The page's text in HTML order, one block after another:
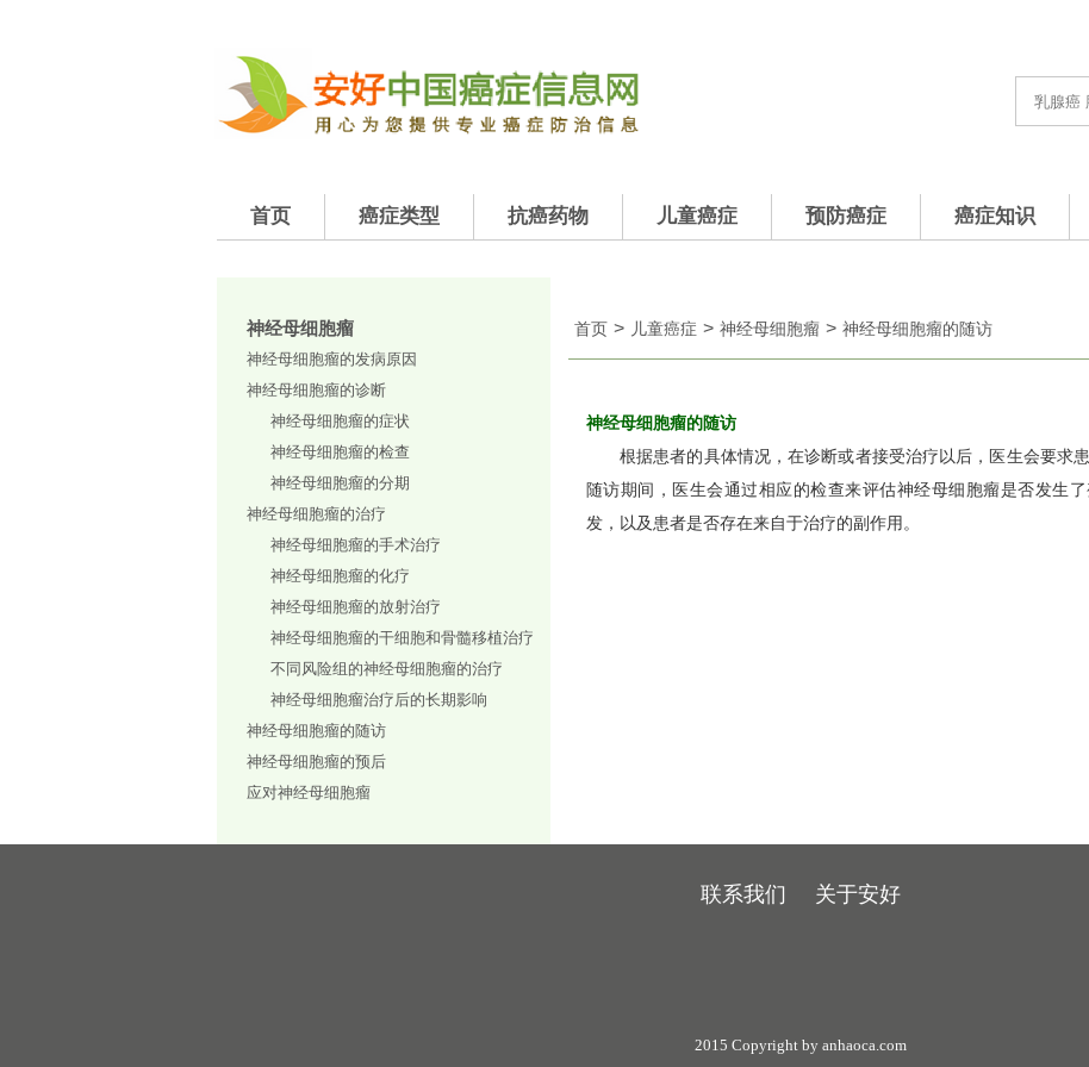
首页 癌症类型 抗癌药物 儿童癌症 预防癌症 癌症知识
神经母细胞瘤
神经母细胞瘤的发病原因
神经母细胞瘤的诊断
神经母细胞瘤的症状
神经母细胞瘤的检查
神经母细胞瘤的分期
神经母细胞瘤的治疗
神经母细胞瘤的手术治疗
神经母细胞瘤的化疗
神经母细胞瘤的放射治疗
神经母细胞瘤的干细胞和骨髓移植治疗
不同风险组的神经母细胞瘤的治疗
神经母细胞瘤治疗后的长期影响
神经母细胞瘤的随访
神经母细胞瘤的预后
应对神经母细胞瘤
首页 > 儿童癌症 > 神经母细胞瘤 > 神经母细胞瘤的随访
神经母细胞瘤的随访
根据患者的具体情况，在诊断或者接受治疗以后，医生会要求
随访期间，医生会通过相应的检查来评估神经母细胞瘤是否发生
发，以及患者是否存在来自于治疗的副作用。
联系我们 关于安好
2015 Copyright by anhaoca.com